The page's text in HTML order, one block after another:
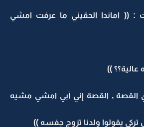
: (( اماندا الحقيني ما عرفت امشي
عالية؟؟ ))
القصة , القصة إني أبي امشي مشيه
تركي يقولوا ولدنا تزوج جفسه ))